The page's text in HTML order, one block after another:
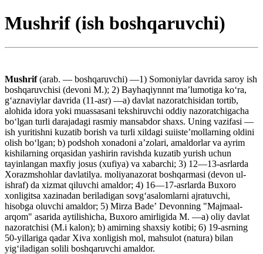
Mushrif (ish boshqaruvchi)
Mushrif(arab. — boshqaruvchi) —1) Somoniylar davrida saroy ish
boshqaruvchisi (devoni M.); 2) Bayhaqiynnnt maʼlumotiga koʻra,
gʻaznaviylar davrida (11-asr) —a) davlat nazoratchisidan tortib,
alohida idora yoki muassasani tekshiruvchi oddiy nazoratchigacha
boʻlgan turli darajadagi rasmiy mansabdor shaxs. Uning vazifasi —
ish yuritishni kuzatib borish va turli xildagi suiisteʼmollarning oldini
olish boʻlgan; b) podshoh xonadoni aʼzolari, amaldorlar va ayrim
kishilarning orqasidan yashirin ravishda kuzatib yurish uchun
tayinlangan maxfiy josus (xufiya) va xabarchi; 3) 12—13-asrlarda
Xorazmshohlar davlatilya. moliyanazorat boshqarmasi (devon ul-
ishraf) da xizmat qiluvchi amaldor; 4) 16—17-asrlarda Buxoro
xonligitsa xazinadan beriladigan sovgʻasalomlarni ajratuvchi,
hisobga oluvchi amaldor; 5) Mirza Badeʼ Devonning "Majmaal-
arqom" asarida aytilishicha, Buxoro amirligida M. —a) oliy davlat
nazoratchisi (M.i kalon); b) amirning shaxsiy kotibi; 6) 19-asrning
50-yillariga qadar Xiva xonligish mol, mahsulot (natura) bilan
yigʻiladigan solili boshqaruvchi amaldor.